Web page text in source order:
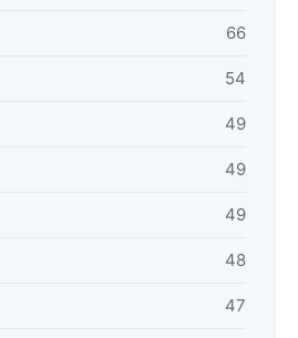
66
54
49
49
49
48
47